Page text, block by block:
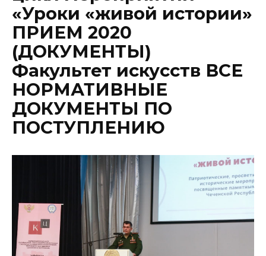
«Уроки «живой истории»
ПРИЕМ 2020
(ДОКУМЕНТЫ)
Факультет искусств ВСЕ
НОРМАТИВНЫЕ
ДОКУМЕНТЫ ПО
ПОСТУПЛЕНИЮ